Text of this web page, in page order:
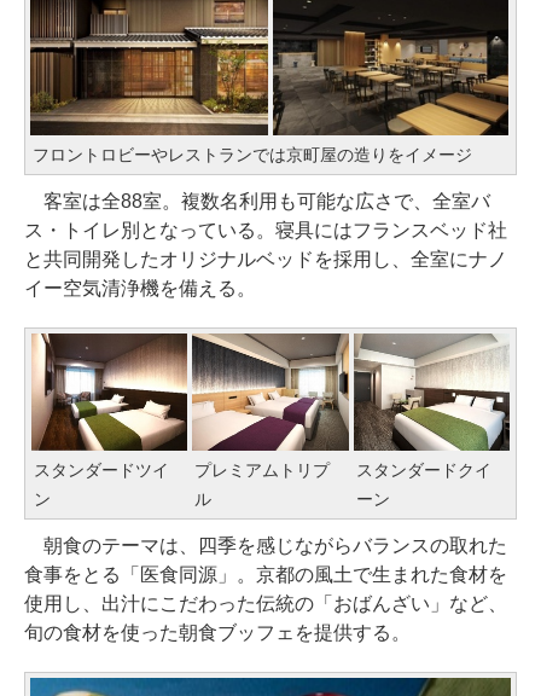
フロントロビーやレストランでは京町屋の造りをイメージ
客室は全88室。複数名利用も可能な広さで、全室バ
ス・トイレ別となっている。寝具にはフランスベッド社
と共同開発したオリジナルベッドを採用し、全室にナノ
イー空気清浄機を備える。
スタンダードツイ
ン
プレミアムトリプ
ル
スタンダードクイ
ーン
朝食のテーマは、四季を感じながらバランスの取れた
食事をとる「医食同源」。京都の風土で生まれた食材を
使用し、出汁にこだわった伝統の「おばんざい」など、
旬の食材を使った朝食ブッフェを提供する。